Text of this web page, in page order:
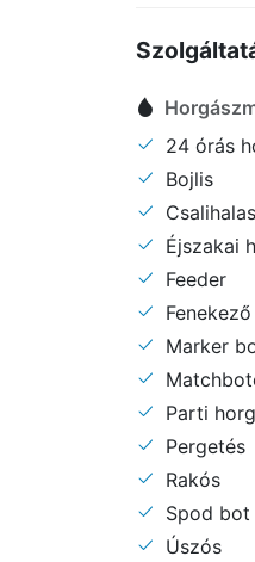
24 órás
Bojlis
Csalihalas
Éjszakai
Feeder
Fenekező
Marker
Parti
Pergetés
Rakós
Spod bot
Úszós